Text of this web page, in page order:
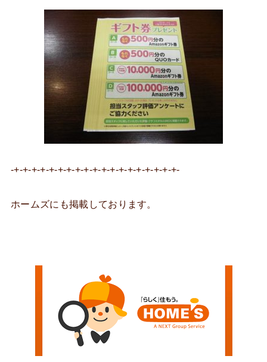
-+-+-+-+-+-+-+-+-+-+-+-+-+-+-+-+-+-+-+-
ホームズにも掲載しております。